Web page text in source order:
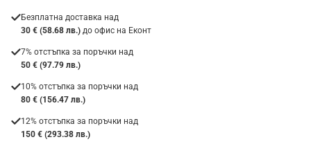
Безплатна доставка над
30 € (58.68 лв.) до офис на Еконт
7% отстъпка за поръчки над
50 € (97.79 лв.)
10% отстъпка за поръчки над
80 € (156.47 лв.)
12% отстъпка за поръчки над
150 € (293.38 лв.)